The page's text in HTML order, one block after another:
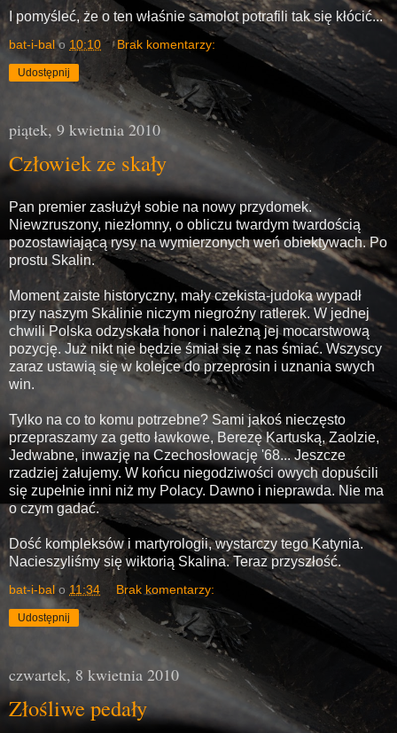
I pomyśleć, że o ten właśnie samolot potrafili tak się kłócić...
bat-i-bal o 10:10 Brak komentarzy:
Udostępnij
piątek, 9 kwietnia 2010
Człowiek ze skały
Pan premier zasłużył sobie na nowy przydomek.
Niewzruszony, niezłomny, o obliczu twardym twardością
pozostawiającą rysy na wymierzonych weń obiektywach. Po
prostu Skalin.
Moment zaiste historyczny, mały czekista-judoka wypadł
przy naszym Skalinie niczym niegroźny ratlerek. W jednej
chwili Polska odzyskała honor i należną jej mocarstwową
pozycję. Już nikt nie będzie śmiał się z nas śmiać. Wszyscy
zaraz ustawią się w kolejce do przeprosin i uznania swych
win.
Tylko na co to komu potrzebne? Sami jakoś nieczęsto
przepraszamy za getto ławkowe, Berezę Kartuską, Zaolzie,
Jedwabne, inwazję na Czechosłowację '68... Jeszcze
rzadziej żałujemy. W końcu niegodziwości owych dopuścili
się zupełnie inni niż my Polacy. Dawno i nieprawda. Nie ma
o czym gadać.
Dość kompleksów i martyrologii, wystarczy tego Katynia.
Nacieszyliśmy się wiktorią Skalina. Teraz przyszłość.
bat-i-bal o 11:34 Brak komentarzy:
Udostępnij
czwartek, 8 kwietnia 2010
Złośliwe pedały